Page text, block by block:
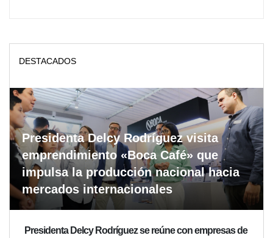
DESTACADOS
Presidenta Delcy Rodríguez visita
emprendimiento «Boca Café» que
impulsa la producción nacional hacia
mercados internacionales
Presidenta Delcy Rodríguez se reúne con empresas de